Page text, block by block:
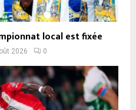
local est fixée
2026 0